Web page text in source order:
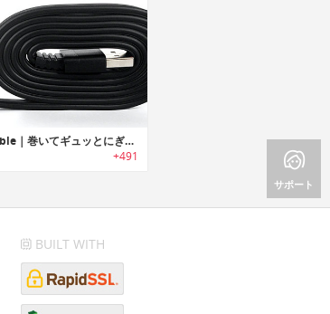
BondCable｜巻いてギュッとにぎると形状をキープする充電ケーブル「ボンドケーブル」
+491
サポート
BUILT WITH